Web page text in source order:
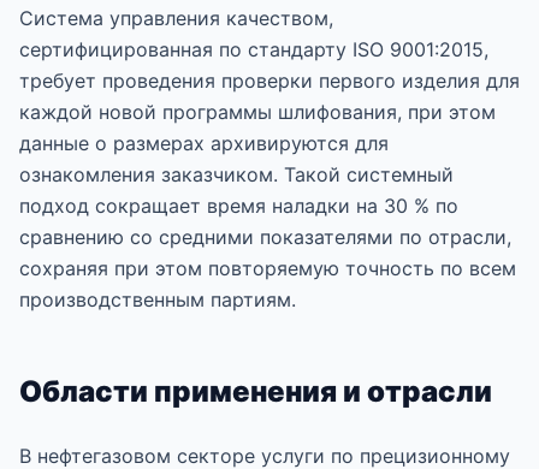
Система управления качеством,
сертифицированная по стандарту ISO 9001:2015,
требует проведения проверки первого изделия для
каждой новой программы шлифования, при этом
данные о размерах архивируются для
ознакомления заказчиком. Такой системный
подход сокращает время наладки на 30 % по
сравнению со средними показателями по отрасли,
сохраняя при этом повторяемую точность по всем
производственным партиям.
Области применения и отрасли
В нефтегазовом секторе услуги по прецизионному